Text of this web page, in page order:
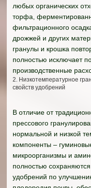
любых органических
торфа,
фильтрационного
дрожжей и других
гранулы и крошка
полностью исключает
производственные
2. Низкотемпературное
свойств удобрений
В отличие от
прессового
нормальной и низкой
компоненты –
микроорганизмы и
полностью
удобрений по